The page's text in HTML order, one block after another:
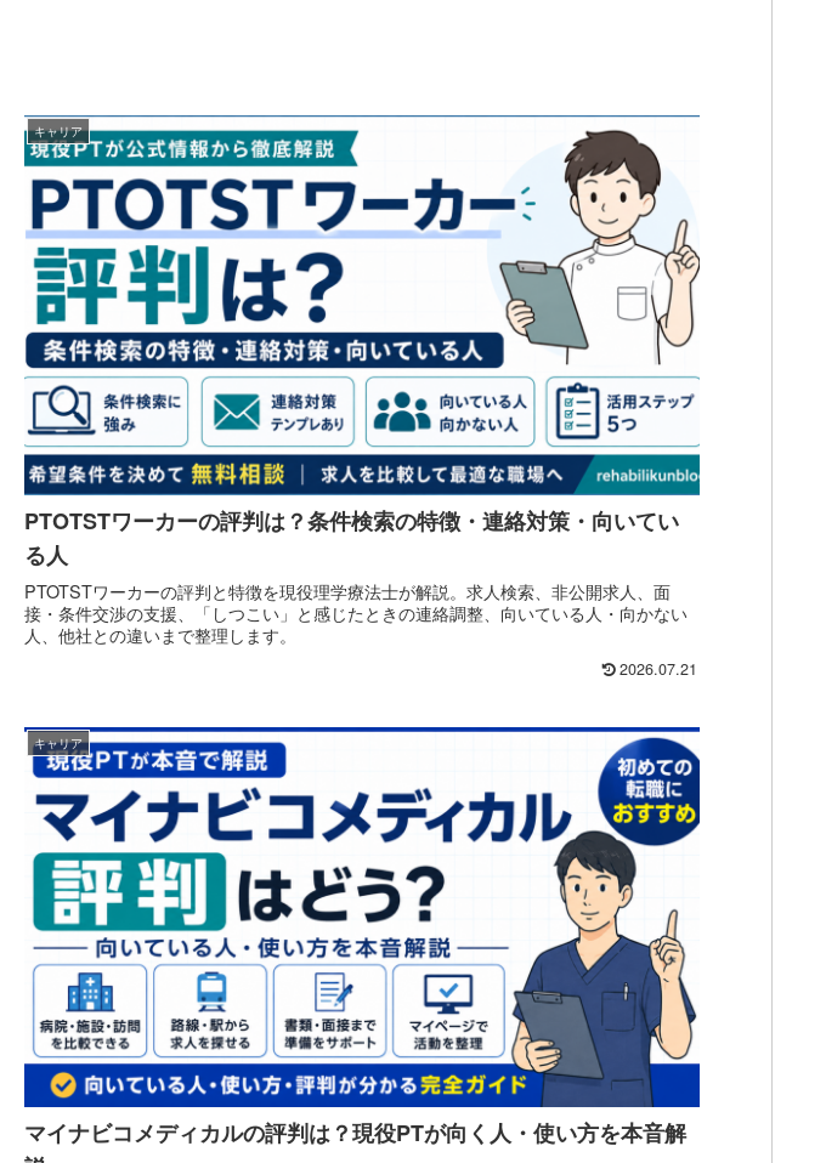
キャリア
PTOTSTワーカーの評判は？条件検索の特徴・連絡対策・向いてい
る人
PTOTSTワーカーの評判と特徴を現役理学療法士が解説。求人検索、非公開求人、面
接・条件交渉の支援、「しつこい」と感じたときの連絡調整、向いている人・向かない
人、他社との違いまで整理します。
2026.07.21
キャリア
マイナビコメディカルの評判は？現役PTが向く人・使い方を本音解